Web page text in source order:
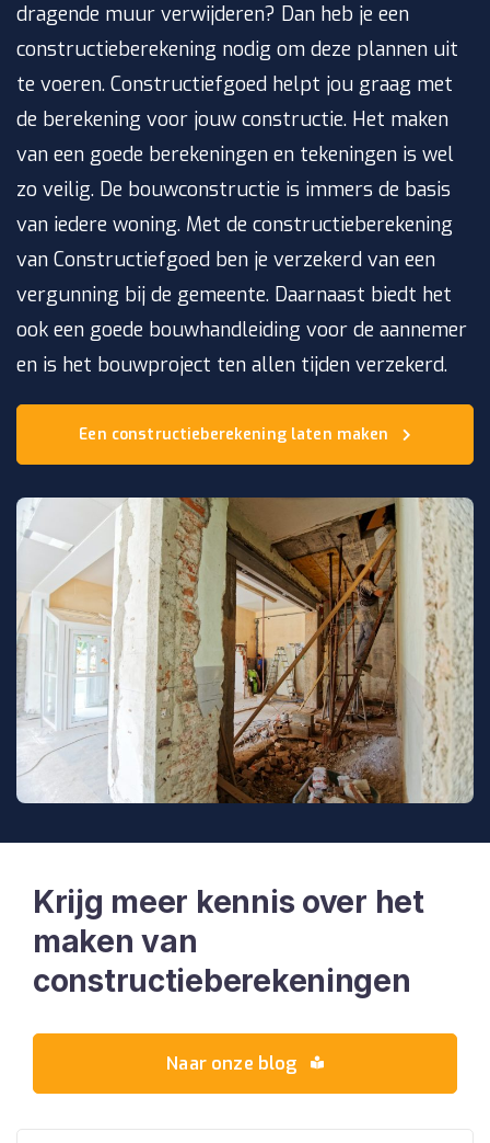
dragende muur verwijderen? Dan heb je een
constructieberekening nodig om deze plannen uit
te voeren. Constructiefgoed helpt jou graag met
de berekening voor jouw constructie. Het maken
van een goede berekeningen en tekeningen is wel
zo veilig. De bouwconstructie is immers de basis
van iedere woning. Met de constructieberekening
van Constructiefgoed ben je verzekerd van een
vergunning bij de gemeente. Daarnaast biedt het
ook een goede bouwhandleiding voor de aannemer
en is het bouwproject ten allen tijden verzekerd.
Een constructieberekening laten maken
Krijg meer kennis over het
maken van
constructieberekeningen
Naar onze blog